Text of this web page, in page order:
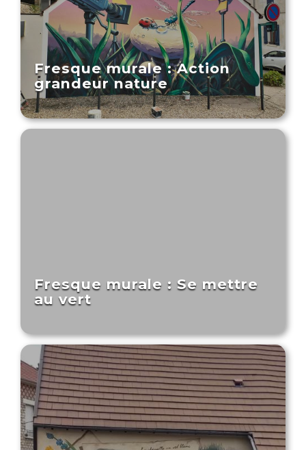
Fresque murale : Action
grandeur nature
Fresque murale : Se mettre
au vert